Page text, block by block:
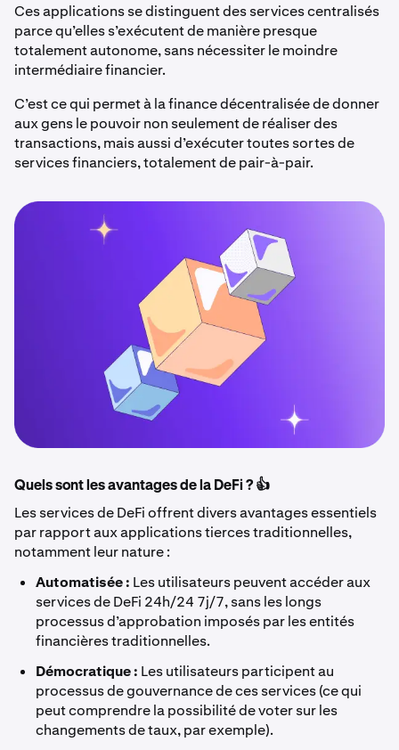
Ces applications se distinguent des services centralisés
parce qu’elles s’exécutent de manière presque
totalement autonome, sans nécessiter le moindre
intermédiaire financier.
C’est ce qui permet à la finance décentralisée de donner
aux gens le pouvoir non seulement de réaliser des
transactions, mais aussi d’exécuter toutes sortes de
services financiers, totalement de pair-à-pair.
Quels sont les avantages de la DeFi ? 👍
Les services de DeFi offrent divers avantages essentiels
par rapport aux applications tierces traditionnelles,
notamment leur nature :
Automatisée : Les utilisateurs peuvent accéder aux
services de DeFi 24h/24 7j/7, sans les longs
processus d’approbation imposés par les entités
financières traditionnelles.
Démocratique : Les utilisateurs participent au
processus de gouvernance de ces services (ce qui
peut comprendre la possibilité de voter sur les
changements de taux, par exemple).